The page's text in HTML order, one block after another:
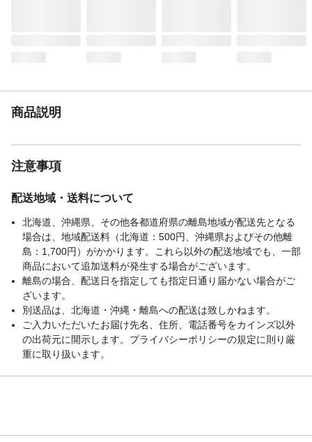
使用上の注意
いでください。軟化、変形することがあり
商品説明
注意事項
配送地域・送料について
北海道、沖縄県、その他各都道府県の離島地域が配送先となる
場合は、地域配送料（北海道：500円、沖縄県およびその他離
島：1,700円）がかかります。これら以外の配送地域でも、一部
商品において追加送料が発生する場合がございます。
離島の場合、配送日を指定しても指定日通り届かない場合がご
ざいます。
別送品は、北海道・沖縄・離島への配送は致しかねます。
ご入力いただいたお届け先名、住所、電話番号をカインズ以外
の出荷元に開示します。プライバシーポリシーの規定に則り厳
重に取り扱います。